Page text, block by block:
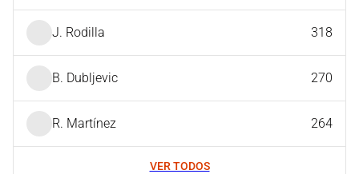
J. Rodilla 318
B. Dubljevic 270
R. Martínez 264
VER TODOS